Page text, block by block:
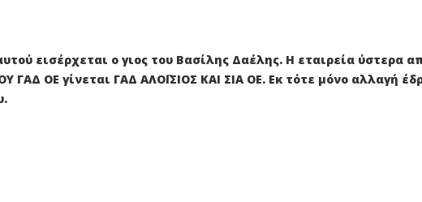
εισέρχεται ο γιος του Βασίλης Δαέλης. Η εταιρεία ύστερα
ΓΑΔ ΟΕ γίνεται ΓΑΔ ΑΛΟΪΣΙΟΣ ΚΑΙ ΣΙΑ ΟΕ. Εκ τότε μόνο αλλαγή